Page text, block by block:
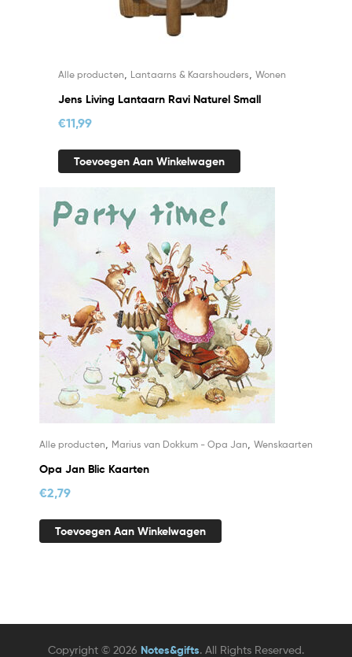
Alle producten Lantaarns & Kaarshouders Wonen
Jens Living Lantaarn Ravi Naturel Small
€11,99
Toevoegen Aan Winkelwagen
Alle producten Marius van Dokkum - Opa Jan Wenskaarten
Opa Jan Blic Kaarten
€2,79
Toevoegen Aan Winkelwagen
Copyright © 2026 Notes&gifts. All Rights Reserved.